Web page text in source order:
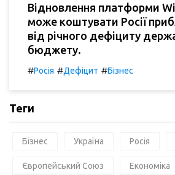
Відновлення платформи
може коштувати Росії
від річного дефіциту
бюджету.
#Росія #Дефіцит #Бізнес
Теги
Бізнес Україна Росія
Європейський Союз Економіка